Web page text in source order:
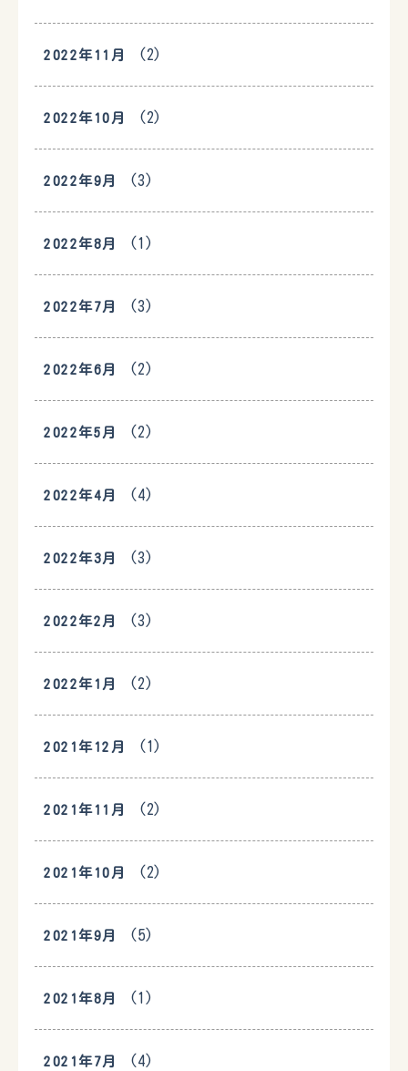
2022年11月 (2)
2022年10月 (2)
2022年9月 (3)
2022年8月 (1)
2022年7月 (3)
2022年6月 (2)
2022年5月 (2)
2022年4月 (4)
2022年3月 (3)
2022年2月 (3)
2022年1月 (2)
2021年12月 (1)
2021年11月 (2)
2021年10月 (2)
2021年9月 (5)
2021年8月 (1)
2021年7月 (4)